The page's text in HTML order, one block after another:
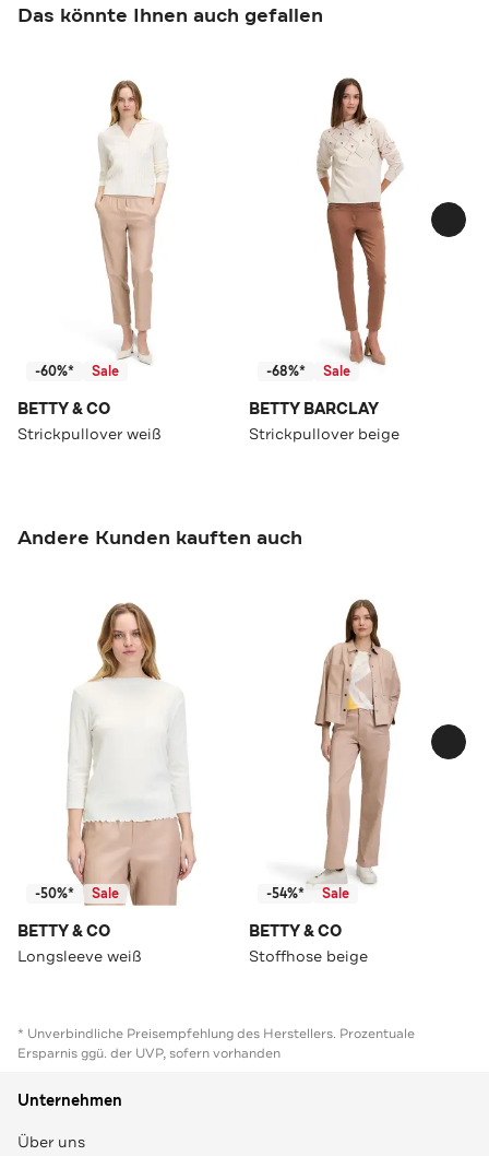
Das könnte Ihnen auch gefallen
-60%* Sale
BETTY & CO
Strickpullover weiß
-68%* Sale
BETTY BARCLAY
Strickpullover beige
Andere Kunden kauften auch
-50%* Sale
BETTY & CO
Longsleeve weiß
-54%* Sale
BETTY & CO
Stoffhose beige
* Unverbindliche Preisempfehlung des Herstellers. Prozentuale
Ersparnis ggü. der UVP, sofern vorhanden
Unternehmen
Über uns